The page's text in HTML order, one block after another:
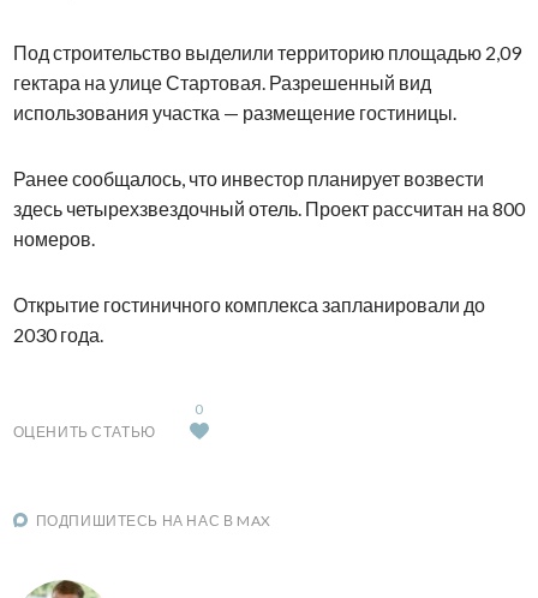
Под строительство выделили территорию площадью 2,09
гектара на улице Стартовая. Разрешенный вид
использования участка — размещение гостиницы.
Ранее сообщалось, что инвестор планирует возвести
здесь четырехзвездочный отель. Проект рассчитан на 800
номеров.
Открытие гостиничного комплекса запланировали до
2030 года.
ОЦЕНИТЬ СТАТЬЮ
0
ПОДПИШИТЕСЬ НА НАС В MAX